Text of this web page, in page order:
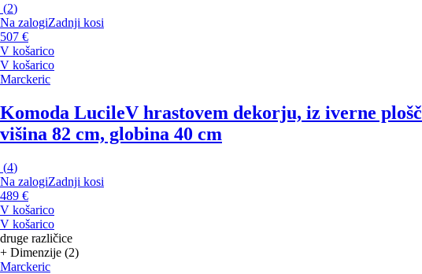
(2)
Na zalogiZadnji kosi
507 €
V košarico
V košarico
Marckeric
Komoda LucileV hrastovem dekorju, iz iverne
višina 82 cm, globina 40 cm
(4)
Na zalogiZadnji kosi
489 €
V košarico
V košarico
druge različice
+ Dimenzije (2)
Marckeric